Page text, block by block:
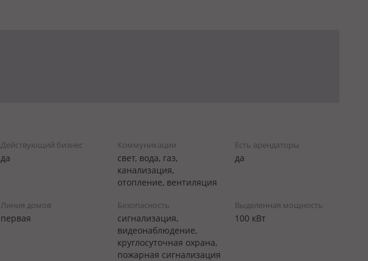
Действующий бизнес
да
Коммуникации
свет, вода, газ,
канализация,
отопление, вентиляция
Есть арендаторы
да
Линия домов
первая
Безопасность
сигнализация,
видеонаблюдение,
круглосуточная охрана,
пожарная сигнализация
Выделенная мощность
100 кВт